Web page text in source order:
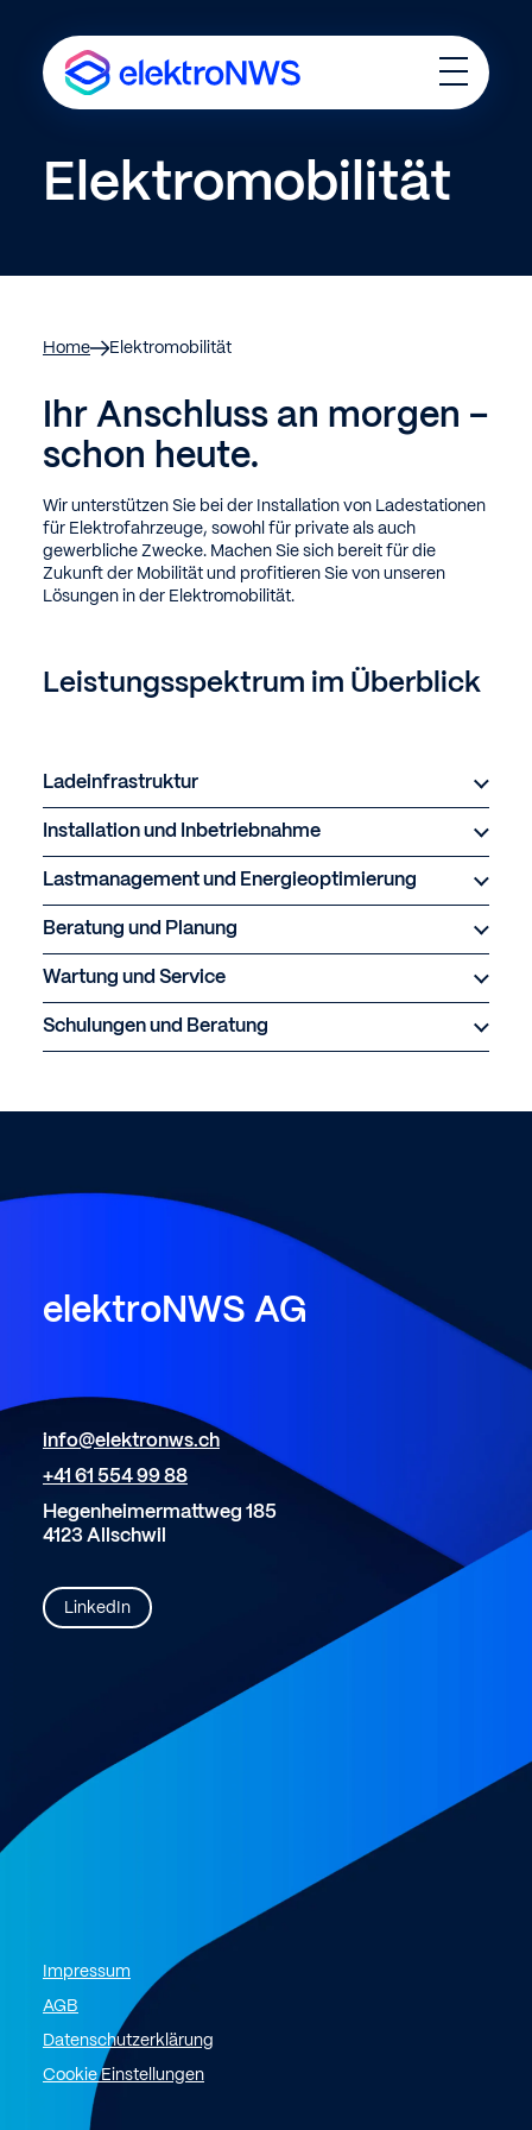
T
o
Elektromobilität
Home Elektro­mobilität
Ihr Anschluss an morgen –
schon heute.
Wir unterstützen Sie bei der Installation von Ladestationen
für Elektrofahrzeuge, sowohl für private als auch
gewerbliche Zwecke. Machen Sie sich bereit für die
Zukunft der Mobilität und profitieren Sie von unseren
Lösungen in der Elektromobilität.
Leistungsspektrum im Überblick
Ladeinfrastruktur
Installation und Inbetriebnahme
Lastmanagement und Energieoptimierung
Beratung und Planung
Wartung und Service
Schulungen und Beratung
elektroNWS AG
info@elektronws.ch
+41 61 554 99 88
Hegenheimermattweg 185
4123 Allschwil
LinkedIn
Impressum
AGB
Datenschutzerklärung
Cookie Einstellungen